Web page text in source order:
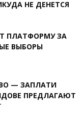
НЕ ДЕНЕТСЯ
ПЛАТФОРМУ ЗА
ВЫБОРЫ
— ЗАПЛАТИ
ПРЕДЛАГАЮТ